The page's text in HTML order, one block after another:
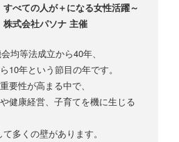
すべての人が＋になる女性活躍～
株式会社パソナ 主催
均等法成立から40年、
10年という節目の年です。
要性が高まる中で、
健康経営、子育てを機に生じる
多くの壁があります。